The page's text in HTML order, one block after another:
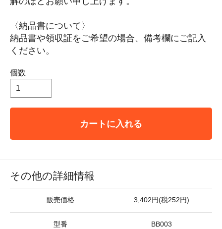
〈納品書について〉
納品書や領収証をご希望の場合、備考欄にご記入
ください。
個数
カートに入れる
その他の詳細情報
販売価格 3,402円(税252円)
型番 BB003